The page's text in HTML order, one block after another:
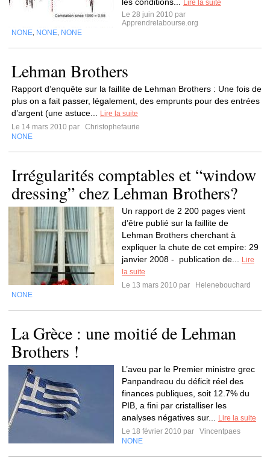
Lire la suite
Le 28 juin 2010 par
Apprendrelabourse.org
NONE NONE NONE
Lehman Brothers
Rapport d’enquête sur la faillite de Lehman Brothers : Une fois de
plus on a fait passer, légalement, des emprunts pour des entrées
d’argent (une astuce...
Lire la suite
Le 14 mars 2010 par
Christophefaurie
NONE
Irrégularités comptables et “window
dressing” chez Lehman Brothers?
Un rapport de 2 200 pages vient
d’être publié sur la faillite de
Lehman Brothers cherchant à
expliquer la chute de cet empire: 29
janvier 2008 - publication de...
Lire
la suite
Le 13 mars 2010 par
Helenebouchard
NONE
La Grèce : une moitié de Lehman
Brothers !
L’aveu par le Premier ministre grec
Panpandreou du déficit réel des
finances publiques, soit 12.7% du
PIB, a fini par cristalliser les
analyses négatives sur...
Lire la suite
Le 18 février 2010 par
Vincentpaes
NONE